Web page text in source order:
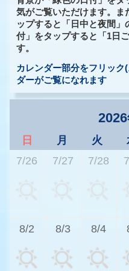
気がご覧いただけます。ま
ップすると「日中と夜間」
付」をタップすると「1日
す。
カレンダー部分をフリッ
ダーがご覧になれます
日 月 火
7/26
7/27 7/28
8/2 8/3 8/4